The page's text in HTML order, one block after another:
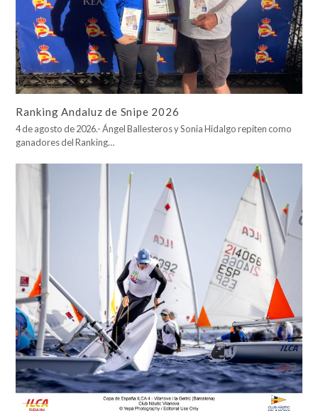
Ranking Andaluz de Snipe 2026
4 de agosto de 2026.- Ángel Ballesteros y Sonia Hidalgo repiten como
ganadores del Ranking…